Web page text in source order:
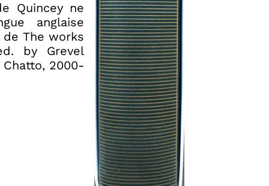
Quincey ne
anglaise
The works
by Grevel
2000-